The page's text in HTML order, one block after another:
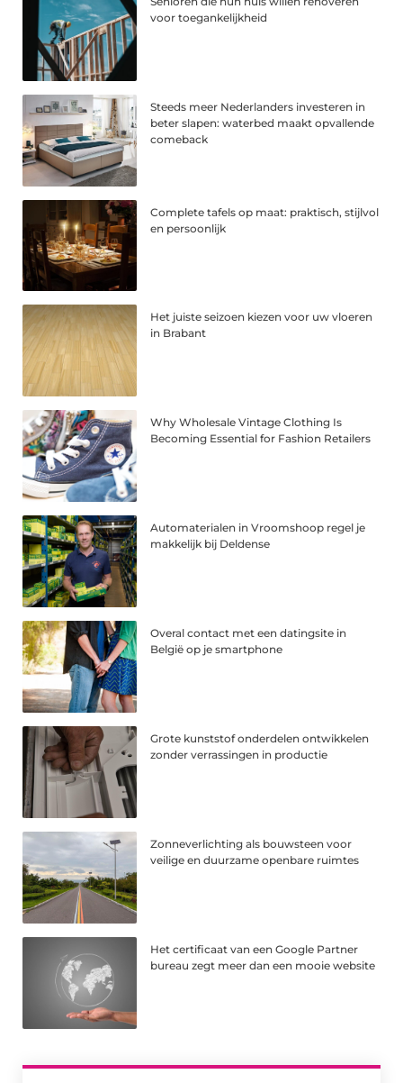
voor toegankelijkheid
Steeds meer Nederlanders investeren in
beter slapen: waterbed maakt opvallende
comeback
Complete tafels op maat: praktisch, stijlvol
en persoonlijk
Het juiste seizoen kiezen voor uw vloeren
in Brabant
Why Wholesale Vintage Clothing Is
Becoming Essential for Fashion Retailers
Automaterialen in Vroomshoop regel je
makkelijk bij Deldense
Overal contact met een datingsite in
België op je smartphone
Grote kunststof onderdelen ontwikkelen
zonder verrassingen in productie
Zonneverlichting als bouwsteen voor
veilige en duurzame openbare ruimtes
Het certificaat van een Google Partner
bureau zegt meer dan een mooie website